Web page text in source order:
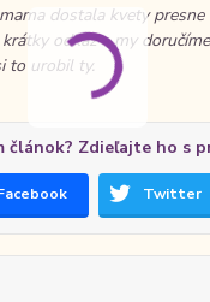
dostala kvety presne
odkaz a my
to urobil ty.
článok? Zdieľajte ho s
Twitter